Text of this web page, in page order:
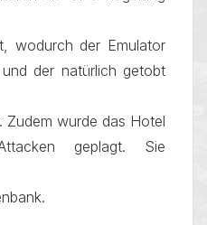
wodurch der Emulator
der natürlich getobt
Zudem wurde das Hotel
geplagt. Sie